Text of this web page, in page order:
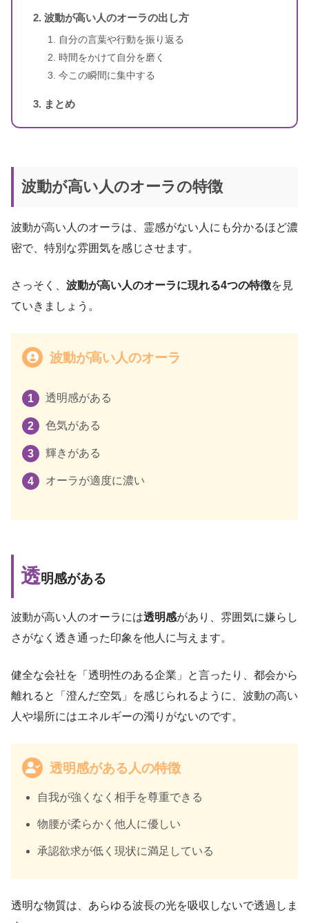
波動が高い人のオーラの出し方
自分の言葉や行動を振り返る
時間をかけて自分を磨く
今この瞬間に集中する
まとめ
波動が高い人のオーラの特徴
波動が高い人のオーラは、霊感がない人にも分かるほど濃
密で、特別な雰囲気を感じさせます。
さっそく、 波動が高い人のオーラに現れる4つの特徴を見
ていきましょう。
波動が高い人のオーラ
透明感がある
色気がある
輝きがある
オーラが適度に濃い
透明感がある
波動が高い人のオーラには透明感があり、雰囲気に嫌らし
さがなく透き通った印象を他人に与えます。
健全な会社を「透明性のある企業」と言ったり、都会から
離れると「澄んだ空気」を感じられるように、波動の高い
人や場所にはエネルギーの濁りがないのです。
透明感がある人の特徴
自我が強くなく相手を尊重できる
物腰が柔らかく他人に優しい
承認欲求が低く現状に満足している
透明な物質は、あらゆる波長の光を吸収しないで透過しま